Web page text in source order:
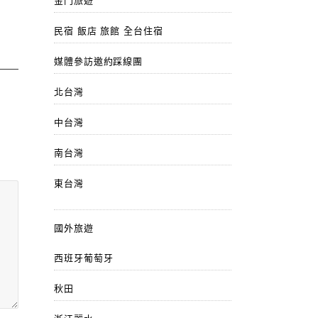
民宿 飯店 旅館 全台住宿
媒體參訪邀約踩線團
北台灣
中台灣
南台灣
東台灣
國外旅遊
西班牙葡萄牙
秋田